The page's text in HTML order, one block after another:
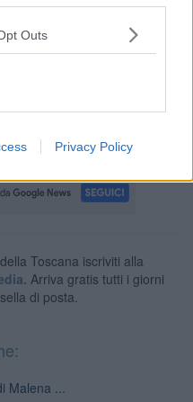
Outs
Privacy Policy
serenamente ditroncare
nel limbo
di entrambi.
“Finché c’è vita c’è
Toscana iscriviti alla
Arriva gratis tutti i giorni
di posta.
...